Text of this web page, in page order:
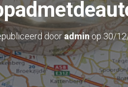
dooradminop30/